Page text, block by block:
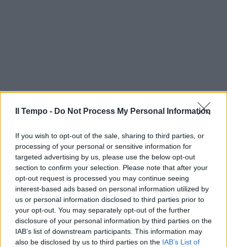
Il Tempo - Do Not Process My Personal Information
If you wish to opt-out of the sale, sharing to third parties, or
processing of your personal or sensitive information for
targeted advertising by us, please use the below opt-out
section to confirm your selection. Please note that after your
opt-out request is processed you may continue seeing
interest-based ads based on personal information utilized by
us or personal information disclosed to third parties prior to
your opt-out. You may separately opt-out of the further
disclosure of your personal information by third parties on the
IAB’s list of downstream participants. This information may
also be disclosed by us to third parties on the IAB’s List of